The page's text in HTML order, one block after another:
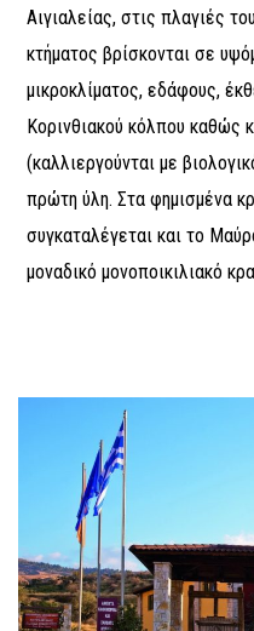
Αιγιαλείας, στις πλαγιές
κτήματος βρίσκονται σε
μικροκλίματος, εδάφους,
Κορινθιακού κόλπου καθώς
(καλλιεργούνται με
πρώτη ύλη. Στα φημισμένα
συγκαταλέγεται και το
μοναδικό μονοποικιλιακό